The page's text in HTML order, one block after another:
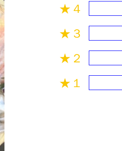
★４
★３
★２
★１